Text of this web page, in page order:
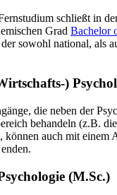
schließt in
Grad Bachelor
sowohl national, als
)
die neben der
behandeln (z.B. die
können auch mit einem
(M.Sc.)